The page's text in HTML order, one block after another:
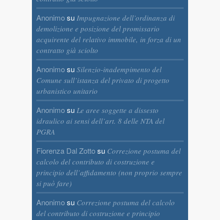
Anonimosu Impugnazione dell’ordinanza di
demolizione e posizione del promissario
acquirente del relativo immobile, in forza di un
contratto già sciolto
Anonimosu Silenzio-inadempimento del
Comune sull’istanza del privato di progetto
urbanistico unitario
Anonimosu Le aree soggette a dissesto
idraulico ai sensi dell’art. 8 delle NTA del
PGRA
Fiorenza Dal Zottosu Correzione postuma del
calcolo del contributo di costruzione e
principio dell’affidamento (non proprio sempre
si può fare)
Anonimosu Correzione postuma del calcolo
del contributo di costruzione e principio